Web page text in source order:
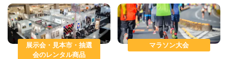
展示会・見本市・抽選
会のレンタル商品
マラソン大会